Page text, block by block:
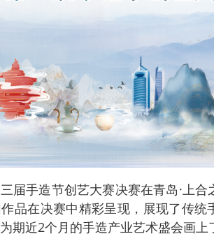
届手造节创艺大赛决赛在青岛·上合
品在决赛中精彩呈现，展现了传统
期近2个月的手造产业艺术盛会画上